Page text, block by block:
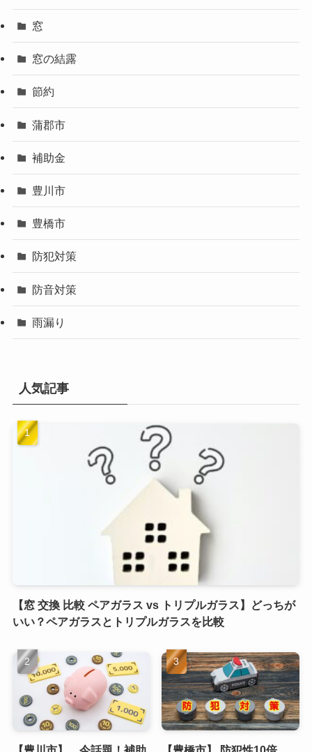
窓
窓の結露
節約
蒲郡市
補助金
豊川市
豊橋市
防犯対策
防音対策
雨漏り
人気記事
【窓 交換 比較 ペアガラス vs トリプルガラス】どっちが
いい？ペアガラスとトリプルガラスを比較